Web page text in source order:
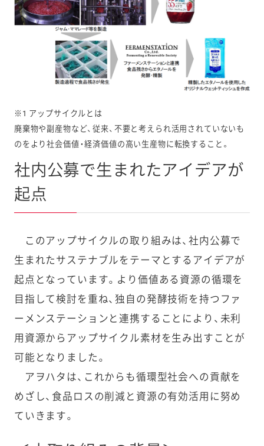
※1 アップサイクルとは
廃棄物や副産物など、従来、不要と考えられ活用されていないも
のをより社会価値・経済価値の高い生産物に転換すること。
社内公募で生まれたアイデアが
起点
このアップサイクルの取り組みは、社内公募で
生まれたサステナブルをテーマとするアイデアが
起点となっています。より価値ある資源の循環を
目指して検討を重ね、独自の発酵技術を持つファ
ーメンステーションと連携することにより、未利
用資源からアップサイクル素材を生み出すことが
可能となりました。
アヲハタは、これからも循環型社会への貢献を
めざし、食品ロスの削減と資源の有効活用に努め
ていきます。